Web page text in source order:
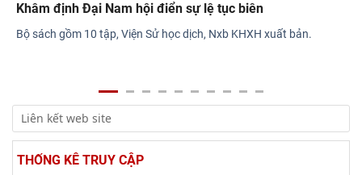
Khâm định Đại Nam hội điển sự lệ tục biên
Bộ sách gồm 10 tập, Viện Sử học dịch, Nxb KHXH xuất bản.
THỐNG KÊ TRUY CẬP